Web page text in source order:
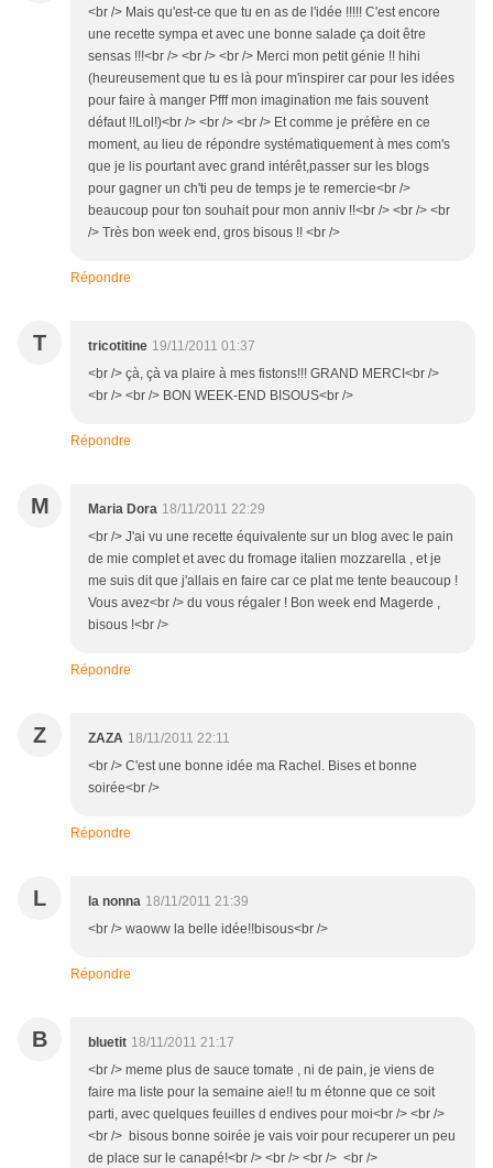
<br /> Mais qu'est-ce que tu en as de l'idée !!!!! C'est encore
une recette sympa et avec une bonne salade ça doit être
sensas !!!<br /> <br /> <br /> Merci mon petit génie !! hihi
(heureusement que tu es là pour m'inspirer car pour les idées
pour faire à manger Pfff mon imagination me fais souvent
défaut !!Lol!)<br /> <br /> <br /> Et comme je préfère en ce
moment, au lieu de répondre systématiquement à mes com's
que je lis pourtant avec grand intérêt,passer sur les blogs
pour gagner un ch'ti peu de temps je te remercie<br />
beaucoup pour ton souhait pour mon anniv !!<br /> <br /> <br
/> Très bon week end, gros bisous !! <br />
Répondre
T tricotitine 19/11/2011 01:37
<br /> çà, çà va plaire à mes fistons!!! GRAND MERCI<br />
<br /> <br /> BON WEEK-END BISOUS<br />
Répondre
M Maria Dora 18/11/2011 22:29
<br /> J'ai vu une recette équivalente sur un blog avec le pain
de mie complet et avec du fromage italien mozzarella , et je
me suis dit que j'allais en faire car ce plat me tente beaucoup !
Vous avez<br /> du vous régaler ! Bon week end Magerde ,
bisous !<br />
Répondre
Z ZAZA 18/11/2011 22:11
<br /> C'est une bonne idée ma Rachel. Bises et bonne
soirée<br />
Répondre
L la nonna 18/11/2011 21:39
<br /> waoww la belle idée!!bisous<br />
Répondre
B bluetit 18/11/2011 21:17
<br /> meme plus de sauce tomate , ni de pain, je viens de
faire ma liste pour la semaine aie!! tu m étonne que ce soit
parti, avec quelques feuilles d endives pour moi<br /> <br />
<br /> bisous bonne soirée je vais voir pour recuperer un peu
de place sur le canapé!<br /> <br /> <br /> <br />